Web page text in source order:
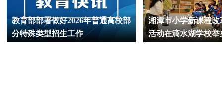
教育部部署做好2026年普通高校部
分特殊类型招生工作
湘潭市小学新课程改
活动在滴水湖学校举